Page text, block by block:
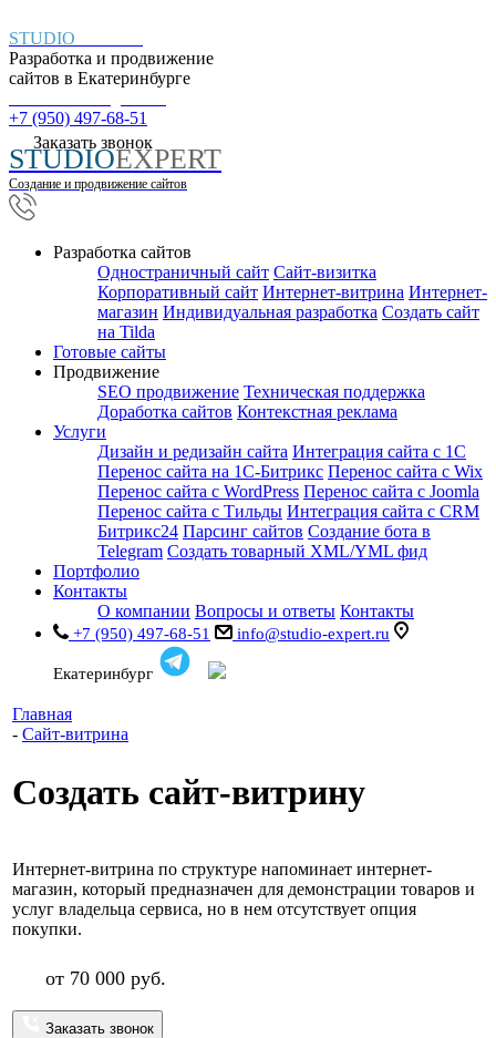
STUDIO
Разработка и продвижение
сайтов в Екатеринбурге
+7 (950) 497-68-51
Заказать звонок
STUDIOEXPERT
Создание и продвижение сайтов
Разработка сайтов
Одностраничный сайт Cайт-визитка
Корпоративный сайт Интернет-витрина Интернет-
магазин Индивидуальная разработка Создать сайт
на Tilda
Готовые сайты
Продвижение
SEO продвижение Техническая поддержка
Доработка сайтов Контекстная реклама
Услуги
Дизайн и редизайн сайта Интеграция сайта с 1С
Перенос сайта на 1С-Битрикс Перенос сайта с Wix
Перенос сайта с WordPress Перенос сайта с Joomla
Перенос сайта с Тильды Интеграция сайта с CRM
Битрикс24 Парсинг сайтов Создание бота в
Telegram Создать товарный XML/YML фид
Портфолио
Контакты
О компании Вопросы и ответы Контакты
+7 (950) 497-68-51 info@studio-expert.ru
Екатеринбург
Главная
- Сайт-витрина
Создать сайт-витрину
Интернет-витрина по структуре напоминает интернет-
магазин, который предназначен для демонстрации товаров и
услуг владельца сервиса, но в нем отсутствует опция
покупки.
от 70 000 руб.
Заказать звонок